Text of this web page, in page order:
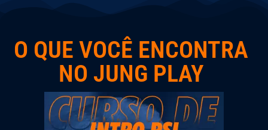
O QUE VOCÊ ENCONTRA
NO JUNG PLAY